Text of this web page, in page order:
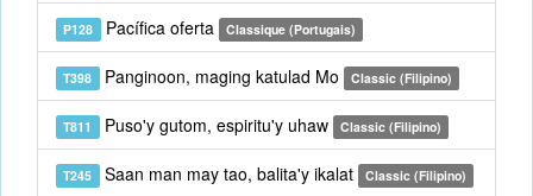
P128 Pacífica oferta Classique (Portugais)
T398 Panginoon, maging katulad Mo Classic (Filipino)
T811 Puso'y gutom, espiritu'y uhaw Classic (Filipino)
T245 Saan man may tao, balita'y ikalat Classic (Filipino)